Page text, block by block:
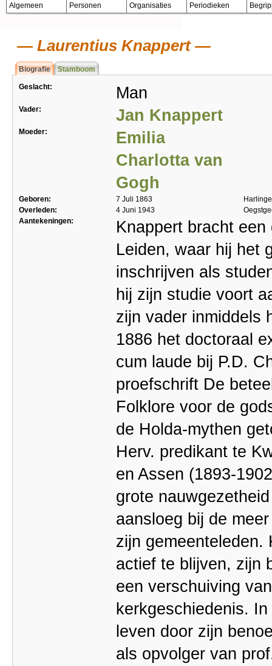
Algemeen Personen Organisaties Periodieken
Laurentius Knappert
Biografie Stamboom
Geslacht: Man
Vader: Jan Knappert
Moeder:
Emilia
Charlotta van
Gogh
Geboren: 7 Juli 1863
Overleden:
4 Juni 1943
Aantekeningen:
Knappert bracht
Leiden, waar hij het
inschrijven als
hij zijn studie voort
zijn vader inmiddels
1886 het doctoraal
cum laude bij P.D.
proefschrift De
Folklore voor de
de Holda-mythen
Herv. predikant te
en Assen (1893-
grote
aansloeg bij de
zijn gemeenteleden.
actief te blijven, zijn
een verschuiving
kerkgeschiedenis.
leven door zijn
als opvolger van